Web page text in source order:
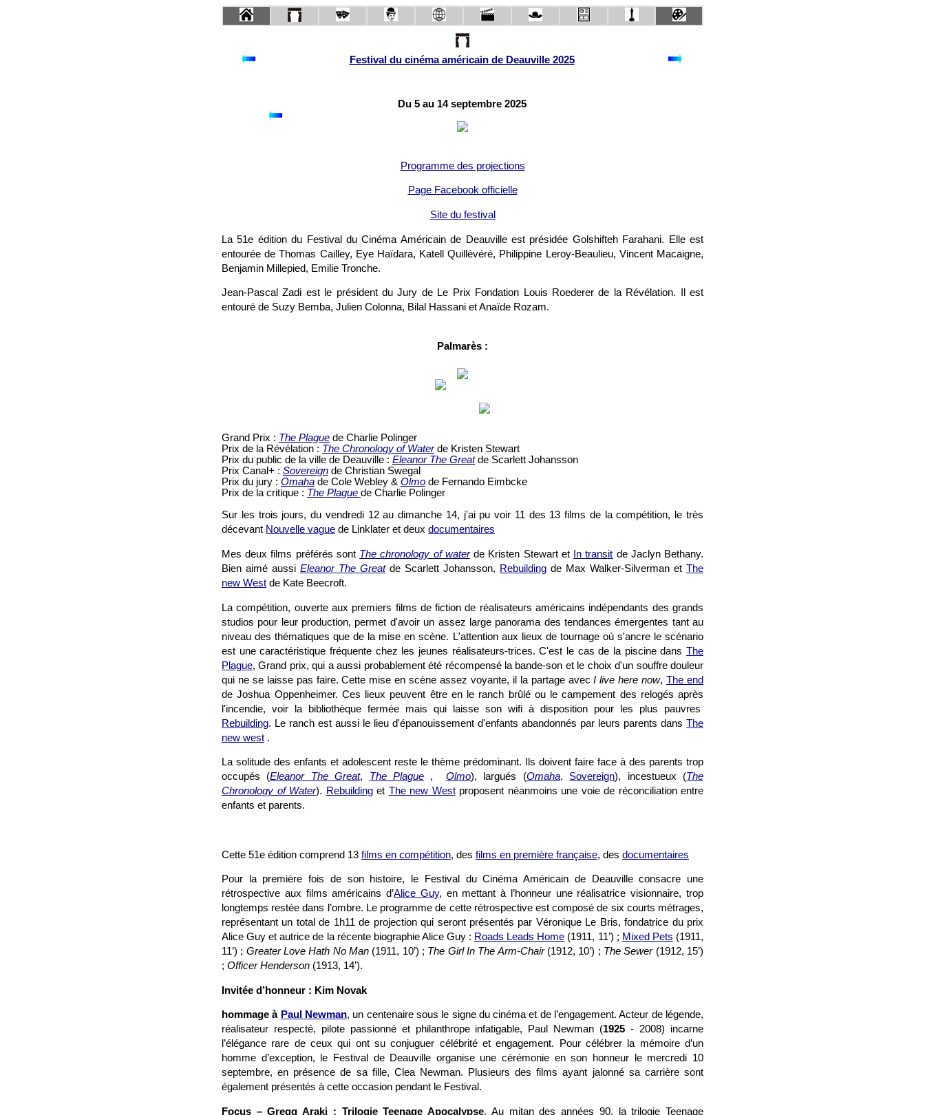
Festival du cinéma américain de Deauville 2025
Du 5 au 14 septembre 2025
Programme des projections
Page Facebook officielle
Site du festival
La 51e édition du Festival du Cinéma Américain de Deauville est présidée Golshifteh Farahani. Elle est
entourée de Thomas Cailley, Eye Haïdara, Katell Quillévéré, Philippine Leroy-Beaulieu, Vincent Macaigne,
Benjamin Millepied, Emilie Tronche.
Jean-Pascal Zadi est le président du Jury de Le Prix Fondation Louis Roederer de la Révélation. Il est
entouré de Suzy Bemba, Julien Colonna, Bilal Hassani et Anaïde Rozam.
Palmarès :
Grand Prix : The Plague de Charlie Polinger
Prix de la Révélation : The Chronology of Waterde Kristen Stewart
Prix du public de la ville de Deauville : Eleanor The Greatde Scarlett Johansson
Prix Canal+ : Sovereign de Christian Swegal
Prix du jury : Omaha de Cole Webley & Olmo de Fernando Eimbcke
Prix de la critique : The Plague de Charlie Polinger
Sur les trois jours, du vendredi 12 au dimanche 14, j'ai pu voir 11 des 13 films de la compétition, le très
décevant Nouvelle vague de Linklater et deux documentaires
Mes deux films préférés sont The chronology of waterde Kristen Stewart et In transit de Jaclyn Bethany.
Bien aimé aussi Eleanor The Greatde Scarlett Johansson, Rebuilding de Max Walker-Silverman et The
new West de Kate Beecroft.
La compétition, ouverte aux premiers films de fiction de réalisateurs américains indépendants des grands
studios pour leur production, permet d'avoir un assez large panorama des tendances émergentes tant au
niveau des thématiques que de la mise en scène. L'attention aux lieux de tournage où s'ancre le scénario
est une caractéristique fréquente chez les jeunes réalisateurs-trices. C'est le cas de la piscine dans The
Plague, Grand prix, qui a aussi probablement été récompensé la bande-son et le choix d'un souffre douleur
qui ne se laisse pas faire. Cette mise en scène assez voyante, il la partage avecI live here now,The end
de Joshua Oppenheimer. Ces lieux peuvent être en le ranch brûlé ou le campement des relogés après
l'incendie, voir la bibliothèque fermée mais qui laisse son wifi à disposition pour les plus pauvres
Rebuilding. Le ranch est aussi le lieu d'épanouissement d'enfants abandonnés par leurs parents dans The
new west .
La solitude des enfants et adolescent reste le thème prédominant. Ils doivent faire face à des parents trop
occupés (Eleanor The Great, The Plague,Olmo), largués (Omaha, Sovereign), incestueux (The
Chronology of Water). Rebuildinget The new Westproposent néanmoins une voie de réconciliation entre
enfants et parents.
Cette 51e édition comprend 13 films en compétition, des films en première française, des documentaires
Pour la première fois de son histoire, le Festival du Cinéma Américain de Deauville consacre une
rétrospective aux films américains d’Alice Guy, en mettant à l’honneur une réalisatrice visionnaire, trop
longtemps restée dans l’ombre. Le programme de cette rétrospective est composé de six courts métrages,
représentant un total de 1h11 de projection qui seront présentés par Véronique Le Bris, fondatrice du prix
Alice Guy et autrice de la récente biographie Alice Guy : Roads Leads Home (1911, 11’) ; Mixed Pets (1911,
11’) ; Greater Love Hath No Man (1911, 10’) ; The Girl In The Arm-Chair(1912, 10’) ; The Sewer(1912, 15’)
; Officer Henderson (1913, 14’).
Invitée d’honneur : Kim Novak
hommage à Paul Newman, un centenaire sous le signe du cinéma et de l’engagement. Acteur de légende,
réalisateur respecté, pilote passionné et philanthrope infatigable, Paul Newman (1925 - 2008) incarne
l’élégance rare de ceux qui ont su conjuguer célébrité et engagement. Pour célébrer la mémoire d’un
homme d’exception, le Festival de Deauville organise une cérémonie en son honneur le mercredi 10
septembre, en présence de sa fille, Clea Newman. Plusieurs des films ayant jalonné sa carrière sont
également présentés à cette occasion pendant le Festival.
Focus – Gregg Araki : Trilogie Teenage Apocalypse. Au mitan des années 90, la trilogie Teenage